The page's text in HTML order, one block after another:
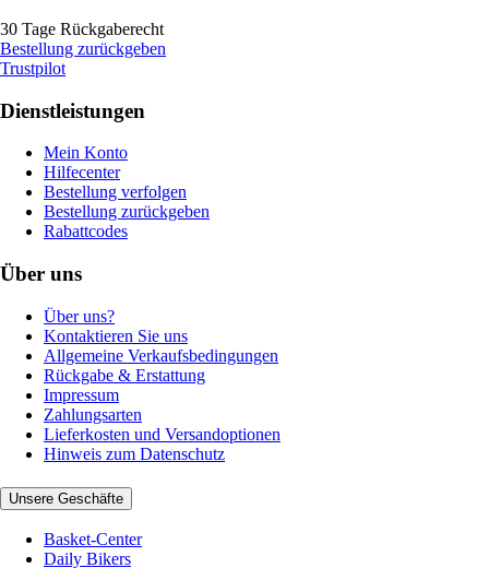
30 Tage Rückgaberecht
Bestellung zurückgeben
Trustpilot
Dienstleistungen
Mein Konto
Hilfecenter
Bestellung verfolgen
Bestellung zurückgeben
Rabattcodes
Über uns
Über uns?
Kontaktieren Sie uns
Allgemeine Verkaufsbedingungen
Rückgabe & Erstattung
Impressum
Zahlungsarten
Lieferkosten und Versandoptionen
Hinweis zum Datenschutz
Unsere Geschäfte
Basket-Center
Daily Bikers